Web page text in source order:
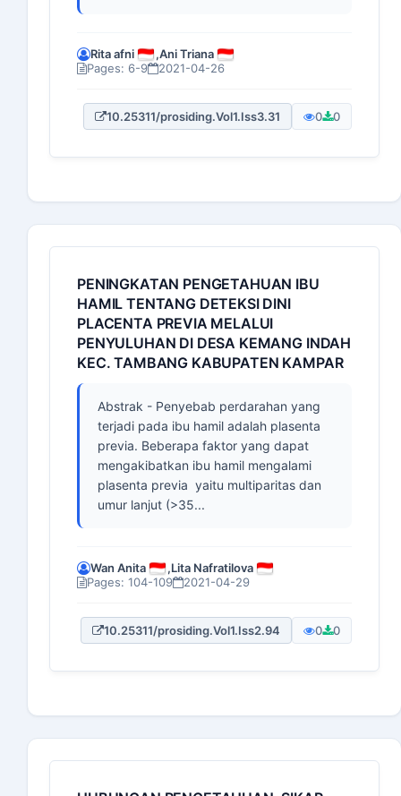
Rita afni ,Ani Triana
Pages: 6-9
2021-04-26
10.25311/prosiding.Vol1.Iss3.31 0 0
PENINGKATAN PENGETAHUAN IBU
HAMIL TENTANG DETEKSI DINI
PLACENTA PREVIA MELALUI
PENYULUHAN DI DESA KEMANG INDAH
KEC. TAMBANG KABUPATEN KAMPAR
Abstrak - Penyebab perdarahan yang
terjadi pada ibu hamil adalah plasenta
previa. Beberapa faktor yang dapat
mengakibatkan ibu hamil mengalami
plasenta previa yaitu multiparitas dan
umur lanjut (>35...
Wan Anita ,Lita Nafratilova
Pages: 104-109
2021-04-29
10.25311/prosiding.Vol1.Iss2.94 0 0